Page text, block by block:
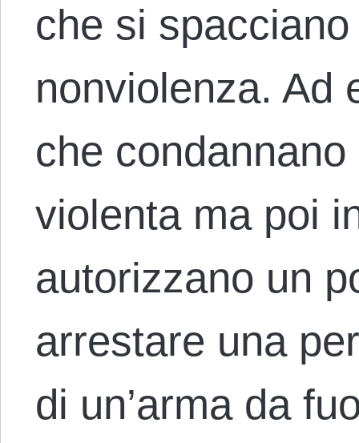
che si
nonviolenza. Ad
che
violenta ma poi
autorizzano un
arrestare una
di un’arma da